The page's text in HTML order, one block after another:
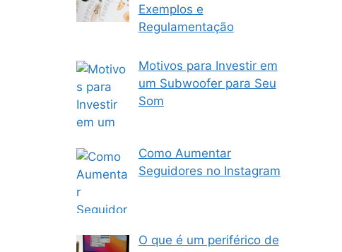
Exemplos e
Regulamentação
Motivos para Investir em
um Subwoofer para Seu
Som
Como Aumentar
Seguidores no Instagram
O que é um periférico de